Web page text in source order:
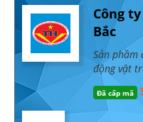
Công
Bắc
Sản phầm
động vật
Đã cấp mã